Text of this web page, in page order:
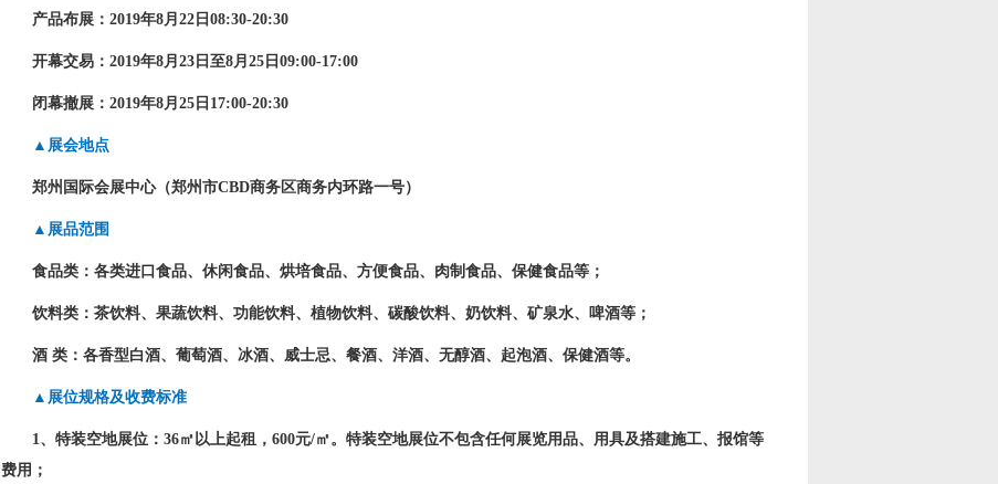
产品布展： 2019年8月 22 日 08:30-20:30
开幕交易： 2019年8月 23 日至8月 25 日 09:00-17:00
闭幕撤展： 2019年8月 25 日 17:00-20:30
▲展会地点
郑州国际会展中心（郑州市CBD商务区商务内环路一号）
▲展品范围
食品类：各类进口食品、休闲食品、烘培食品、方便食品、肉制食品、保健食品等；
饮料类：茶饮料、果蔬饮料、功能饮料、植物饮料、碳酸饮料、奶饮料、矿泉水、啤酒等；
酒 类：各香型白酒、葡萄酒、冰酒、威士忌、餐酒、洋酒、无醇酒、起泡酒、保健酒等。
▲展位规格及收费标准
1、特装空地展位： 36㎡以上起租， 600元/㎡。特装空地展位不包含任何展览用品、用具及搭建施工、报馆等
费用；